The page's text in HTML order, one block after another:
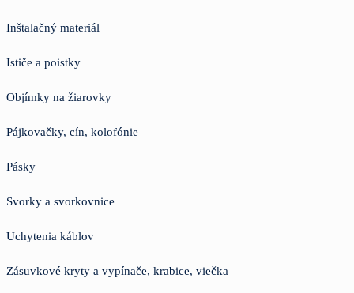
Inštalačný materiál
Ističe a poistky
Objímky na žiarovky
Pájkovačky, cín, kolofónie
Pásky
Svorky a svorkovnice
Uchytenia káblov
Zásuvkové kryty a vypínače, krabice, viečka